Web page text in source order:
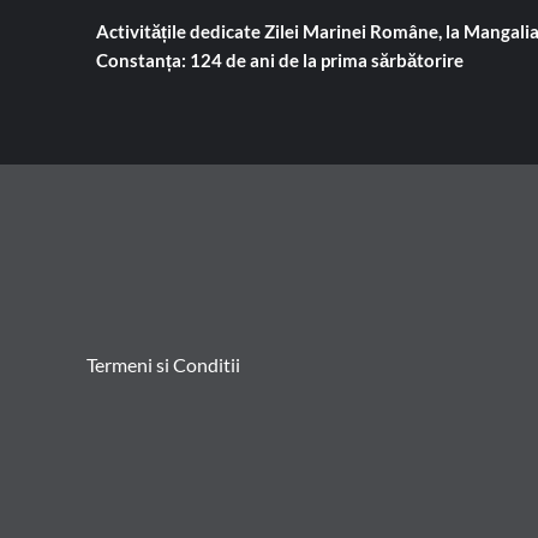
Activitățile dedicate Zilei Marinei Române, la
Constanța: 124 de ani de la prima sărbătorire
Termeni si Conditii